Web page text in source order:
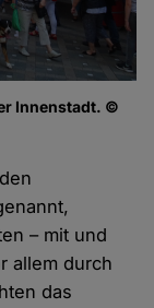
Innenstadt. ©
– mit und
allem durch
das